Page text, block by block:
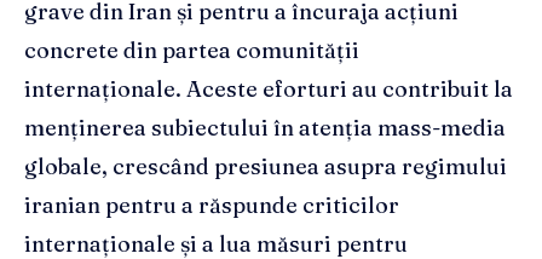
grave din Iran și pentru a încuraja acțiuni
concrete din partea comunității
internaționale. Aceste eforturi au contribuit la
menținerea subiectului în atenția mass-media
globale, crescând presiunea asupra regimului
iranian pentru a răspunde criticilor
internaționale și a lua măsuri pentru